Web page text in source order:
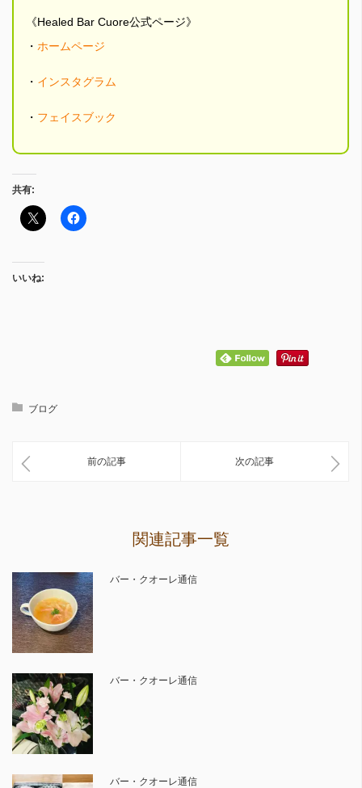
《Healed Bar Cuore公式ページ》
・ ホームページ
・ インスタグラム
・ フェイスブック
共有:
いいね:
ブログ
前の記事 次の記事
関連記事一覧
バー・クオーレ通信
バー・クオーレ通信
バー・クオーレ通信